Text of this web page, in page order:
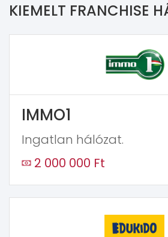
KIEMELT FRANCHISE
IMMO1
Ingatlan hálózat.
2 000 000 Ft